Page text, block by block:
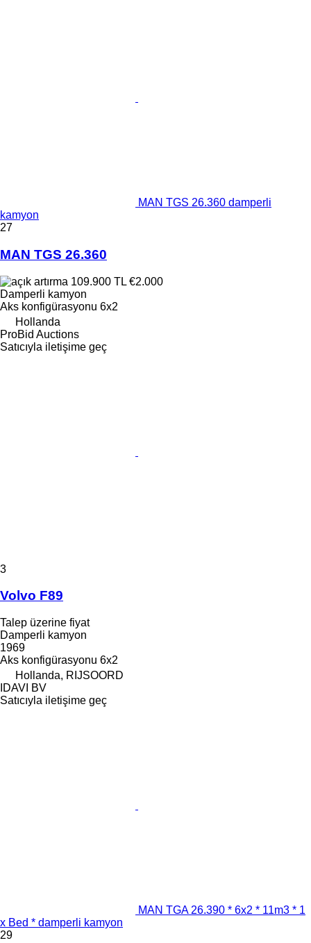
MAN TGS 26.360 damperli
kamyon
27
MAN TGS 26.360
109.900 TL €2.000
Damperli kamyon
Aks konfigürasyonu 6x2
Hollanda
ProBid Auctions
Satıcıyla iletişime geç
3
Volvo F89
Talep üzerine fiyat
Damperli kamyon
1969
Aks konfigürasyonu 6x2
Hollanda, RIJSOORD
IDAVI BV
Satıcıyla iletişime geç
MAN TGA 26.390 * 6x2 * 11m3 * 1
x Bed * damperli kamyon
29